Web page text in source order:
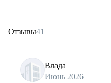
Отзывы41
Влада
Июнь 2026